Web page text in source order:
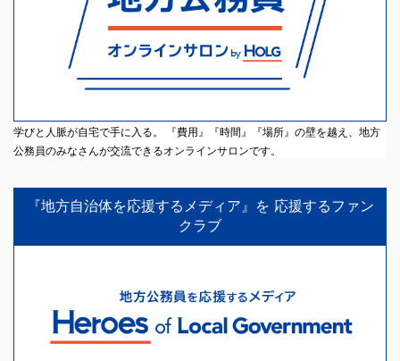
学びと人脈が自宅で手に入る。 『費用』『時間』『場所』の壁を越え、地方
公務員のみなさんが交流できるオンラインサロンです。
『地方自治体を応援するメディア』を 応援するファン
クラブ